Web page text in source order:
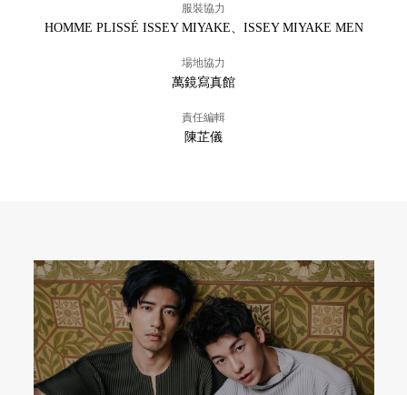
服裝協力
HOMME PLISSÉ ISSEY MIYAKE、ISSEY MIYAKE MEN
場地協力
萬鏡寫真館
責任編輯
陳芷儀